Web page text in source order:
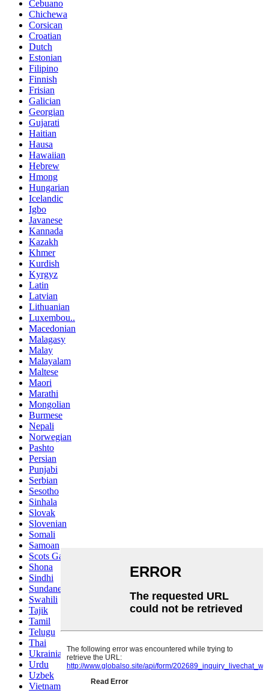
Cebuano
Chichewa
Corsican
Croatian
Dutch
Estonian
Filipino
Finnish
Frisian
Galician
Georgian
Gujarati
Haitian
Hausa
Hawaiian
Hebrew
Hmong
Hungarian
Icelandic
Igbo
Javanese
Kannada
Kazakh
Khmer
Kurdish
Kyrgyz
Latin
Latvian
Lithuanian
Luxembou..
Macedonian
Malagasy
Malay
Malayalam
Maltese
Maori
Marathi
Mongolian
Burmese
Nepali
Norwegian
Pashto
Persian
Punjabi
Serbian
Sesotho
Sinhala
Slovak
Slovenian
Somali
Samoan
Scots Gaelic
Shona
Sindhi
Sundanese
Swahili
Tajik
Tamil
Telugu
Thai
Ukrainian
Urdu
Uzbek
Vietnamese